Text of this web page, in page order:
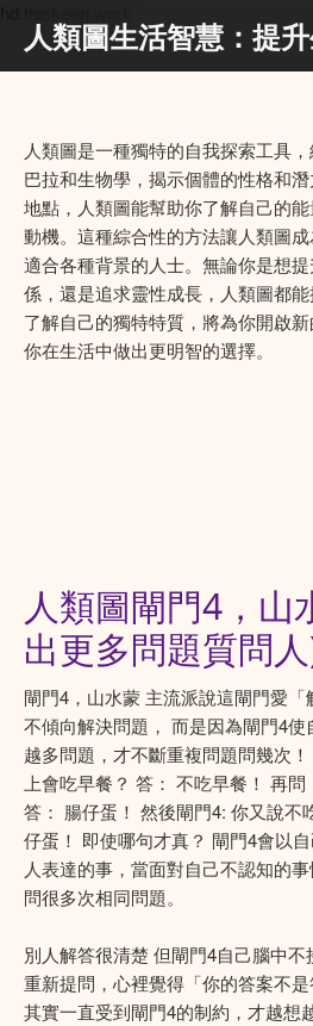
人類圖生活智慧：提
人類圖是一種獨特的自我探索工具
巴拉和生物學，揭示個體的性格和
地點，人類圖能幫助你了解自己的
動機。這種綜合性的方法讓人類圖
適合各種背景的人士。無論你是想
係，還是追求靈性成長，人類圖都能
了解自己的獨特特質，將為你開啟
你在生活中做出更明智的選擇。
人類圖閘門4，山
出更多問題質問
閘門4，山水蒙 主流派說這閘門愛
不傾向解決問題， 而是因為閘門4
越多問題，才不斷重複問題問幾次
上會吃早餐？ 答： 不吃早餐！ 再
答： 腸仔蛋！ 然後閘門4: 你又說不
仔蛋！ 即使哪句才真？ 閘門4會以
人表達的事，當面對自己不認知的
問很多次相同問題。
別人解答很清楚 但閘門4自己腦中
重新提問，心裡覺得「你的答案不是
其實一直受到閘門4的制約，才越想